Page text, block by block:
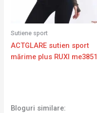
Sutiene sport
ACTGLARE sutien sport
mărime plus RUXI me3851
Bloguri similare: